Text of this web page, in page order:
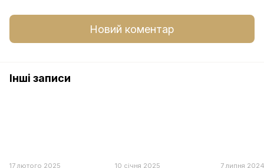
Новий коментар
Інші записи
17 лютого 2025 10 січня 2025 7 липня